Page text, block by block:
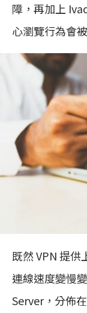
障，再加上
心瀏覽行為會
既然 VPN 提
連線速度變慢
Server，分佈